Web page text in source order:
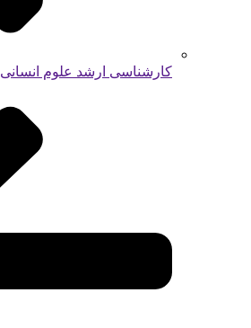
کارشناسی ارشد علوم انسانی